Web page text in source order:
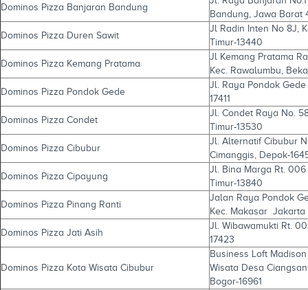
Dominos Pizza Banjaran Bandung
Bandung, Jawa Barat
Dominos Pizza Duren Sawit
Jl Radin Inten No 8J,
Timur-13440
Dominos Pizza Kemang Pratama
Jl Kemang Pratama
Kec. Rawalumbu,
Dominos Pizza Pondok Gede
Jl. Raya Pondok
17411
Dominos Pizza Condet
Jl. Condet Raya No.
Timur-13530
Dominos Pizza Cibubur
Jl. Alternatif Cibubur
Cimanggis, Depok-
Dominos Pizza Cipayung
Jl. Bina Marga Rt.
Timur-13840
Dominos Pizza Pinang Ranti
Jalan Raya Pondok
Kec. Makasar Jakarta
Dominos Pizza Jati Asih
Jl. Wibawamukti Rt.
17423
Dominos Pizza Kota Wisata Cibubur
Business Loft
Wisata Desa
Bogor-16961